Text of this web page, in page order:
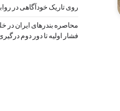
روی تاریک خودآگاهی در
محاصره بندرهای ایران در
فشار اولیه تا دور دوم